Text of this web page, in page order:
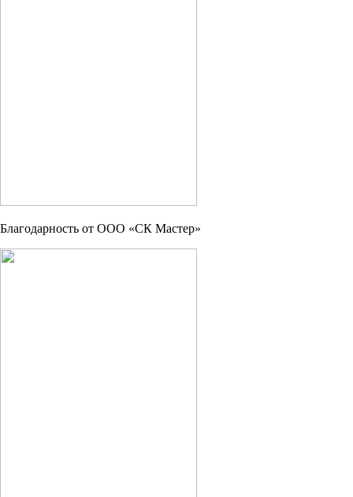
Благодарность от ООО «СК Мастер»